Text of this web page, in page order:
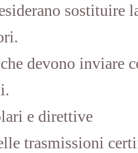
sostituire
che devono inviare
e direttive
trasmissioni